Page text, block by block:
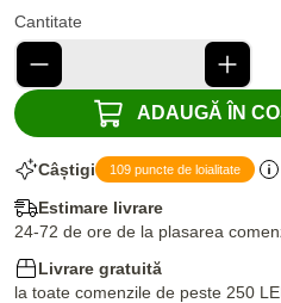
Cantitate
ADAUGĂ ÎN
Câștigi 109 puncte de loialitate
Estimare livrare
24-72 de ore de la plasarea
Livrare gratuită
la toate comenzile de peste 250